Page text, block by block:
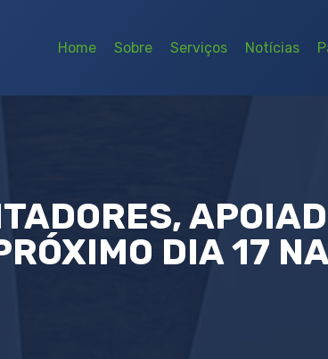
Home Sobre Serviços Notícias
DIA 17